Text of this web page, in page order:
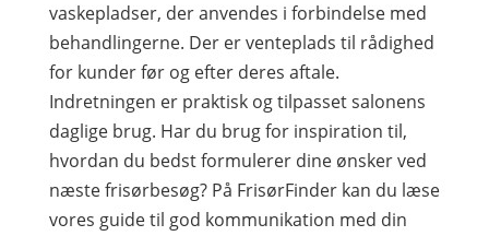
vaskepladser, der anvendes i forbindelse med
behandlingerne. Der er venteplads til rådighed
for kunder før og efter deres aftale.
Indretningen er praktisk og tilpasset salonens
daglige brug. Har du brug for inspiration til,
hvordan du bedst formulerer dine ønsker ved
næste frisørbesøg? På FrisørFinder kan du læse
vores guide til god kommunikation med din